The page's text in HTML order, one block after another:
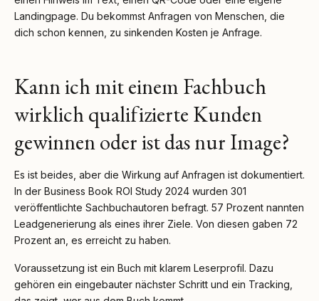
Landingpage. Du bekommst Anfragen von Menschen, die
dich schon kennen, zu sinkenden Kosten je Anfrage.
Kann ich mit einem Fachbuch
wirklich qualifizierte Kunden
gewinnen oder ist das nur Image?
Es ist beides, aber die Wirkung auf Anfragen ist dokumentiert.
In der Business Book ROI Study 2024 wurden 301
veröffentlichte Sachbuchautoren befragt. 57 Prozent nannten
Leadgenerierung als eines ihrer Ziele. Von diesen gaben 72
Prozent an, es erreicht zu haben.
Voraussetzung ist ein Buch mit klarem Leserprofil. Dazu
gehören ein eingebauter nächster Schritt und ein Tracking,